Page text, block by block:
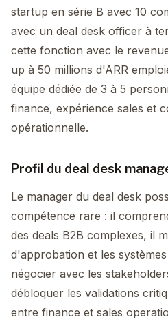
startup en série B avec 10
avec un deal desk officer à
cette fonction avec le
up à 50 millions d'ARR
équipe dédiée de 3 à 5
finance, expérience sales et
opérationnelle.
Profil du deal desk
Le manager du deal desk
compétence rare : il
des deals B2B complexes, il
d'approbation et les
négocier avec les
débloquer les validations
entre finance et sales